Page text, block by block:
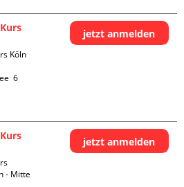
Köln
6
jetzt anmelden
- Mitte
jetzt anmelden